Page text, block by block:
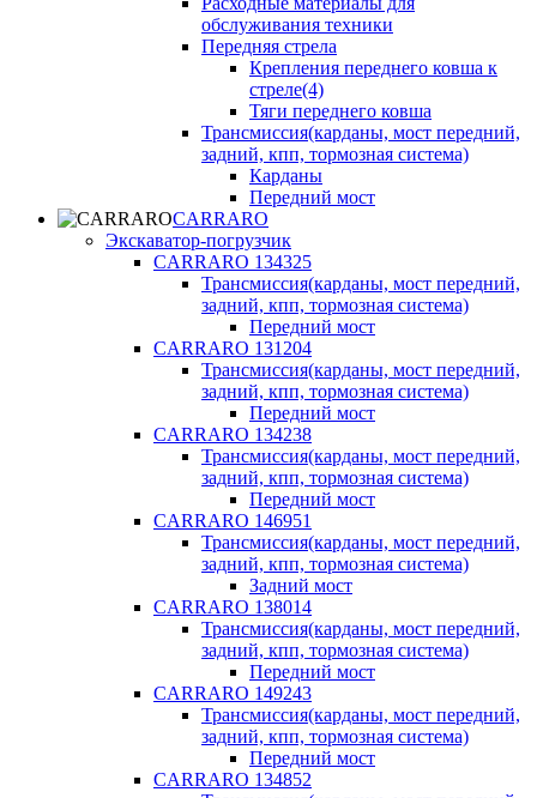
обслуживания техники
Передняя стрела
Крепления переднего ковша к
стреле(4)
Тяги переднего ковша
Трансмиссия(карданы, мост передний,
задний, кпп, тормозная система)
Карданы
Передний мост
CARRARO
Экскаватор-погрузчик
CARRARO 134325
Трансмиссия(карданы, мост передний,
задний, кпп, тормозная система)
Передний мост
CARRARO 131204
Трансмиссия(карданы, мост передний,
задний, кпп, тормозная система)
Передний мост
CARRARO 134238
Трансмиссия(карданы, мост передний,
задний, кпп, тормозная система)
Передний мост
CARRARO 146951
Трансмиссия(карданы, мост передний,
задний, кпп, тормозная система)
Задний мост
CARRARO 138014
Трансмиссия(карданы, мост передний,
задний, кпп, тормозная система)
Передний мост
CARRARO 149243
Трансмиссия(карданы, мост передний,
задний, кпп, тормозная система)
Передний мост
CARRARO 134852